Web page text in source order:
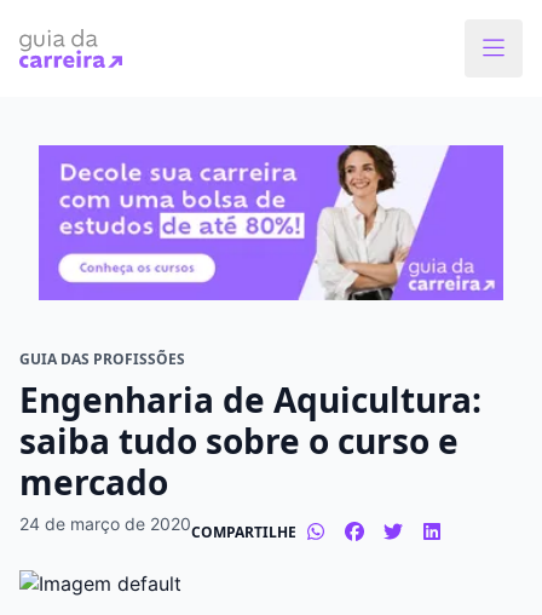
GUIA DAS PROFISSÕES
Engenharia de Aquicultura:
saiba tudo sobre o curso e
mercado
24 de março de 2020COMPARTILHE
Faça o curso dos sonhos
O que você quer estudar?
Modalidade preferida
Presencial
Tipo de formação
Graduação